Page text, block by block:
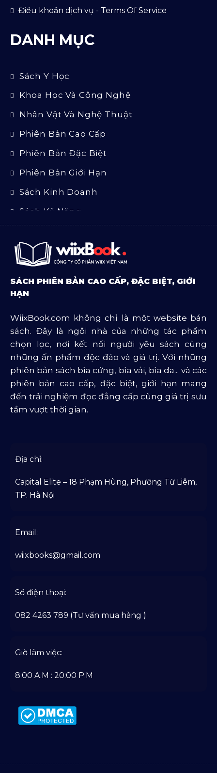
Điều khoản dịch vụ - Terms Of Service
DANH MỤC
Sách Y Học
Khoa Học Và Công Nghệ
Nhân Vật Và Nghệ Thuật
Phiên Bản Cao Cấp
Phiên Bản Đặc Biệt
Phiên Bản Giới Hạn
Sách Kinh Doanh
Sách Kỹ Năng
Sách Ngoại Văn
Sách Tôn Giáo
Sản Phẩm Mở Bán
Văn Học Và Lịch Sử
SÁCH PHIÊN BẢN CAO CẤP, ĐẶC BIỆT, GIỚI
HẠN
WiixBook.com không chỉ là một website bán
sách. Đây là ngôi nhà của những tác phẩm
chọn lọc, nơi kết nối người yêu sách cùng
những ấn phẩm độc đáo và giá trị. Với những
phiên bản sách bìa cứng, bìa vải, bìa da... và các
phiên bản cao cấp, đặc biệt, giới hạn mang
đến trải nghiệm đọc đẳng cấp cùng giá trị sưu
tầm vượt thời gian.
Địa chỉ:
Capital Elite – 18 Phạm Hùng, Phường Từ Liêm,
TP. Hà Nội
Email:
wiixbooks@gmail.com
Số điện thoại:
082 4263 789 (Tư vấn mua hàng )
Giờ làm việc:
8:00 A.M : 20:00 P.M